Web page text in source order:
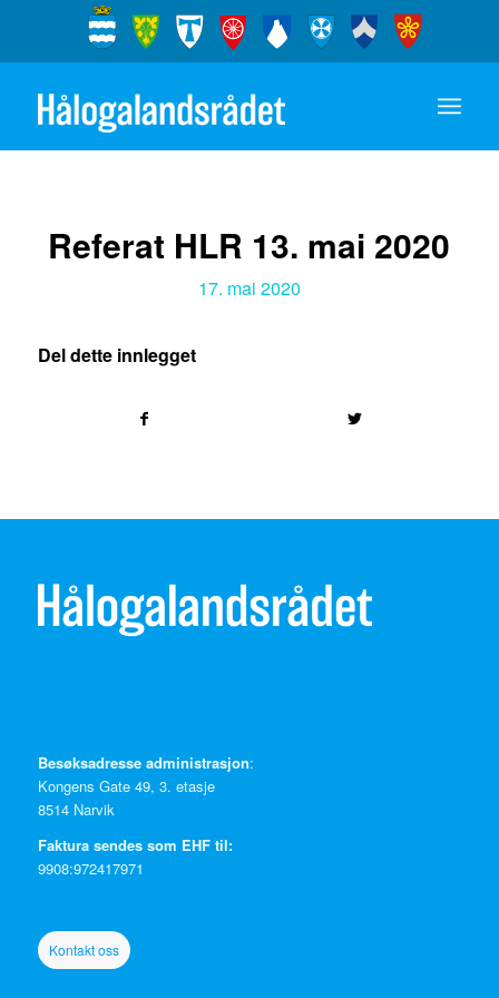
Referat HLR 13. mai 2020
17. mai 2020
Del dette innlegget
Besøksadresse administrasjon:
Kongens Gate 49, 3. etasje
8514 Narvik
Faktura sendes som EHF til:
9908:972417971
Kontakt oss